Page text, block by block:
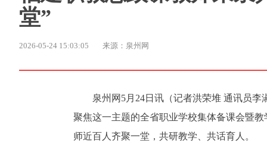
堂”
2026-05-24 15:03:05 来源：泉州网
泉州网5月24日讯（记者洪荣堆 通讯员
聚焦这一主题的全省职业学校集体备课会暨
师近百人齐聚一堂，共研教学、共话育人。